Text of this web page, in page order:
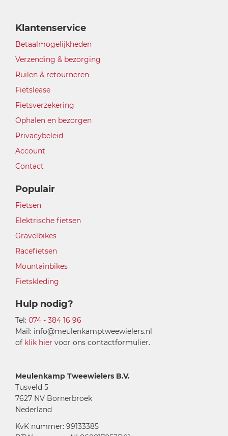
Klantenservice
Betaalmogelijkheden
Verzending & bezorging
Ruilen & retourneren
Fietslease
Fietsverzekering
Ophalen en bezorgen
Privacybeleid
Account
Contact
Populair
Fietsen
Elektrische fietsen
Gravelbikes
Racefietsen
Mountainbikes
Fietskleding
Hulp nodig?
Tel: 074 - 384 16 96
Mail: info@meulenkamptweewielers.nl
of klik hier voor ons contactformulier.
Meulenkamp Tweewielers B.V.
Tusveld 5
7627 NV Bornerbroek
Nederland
KvK nummer: 99133385